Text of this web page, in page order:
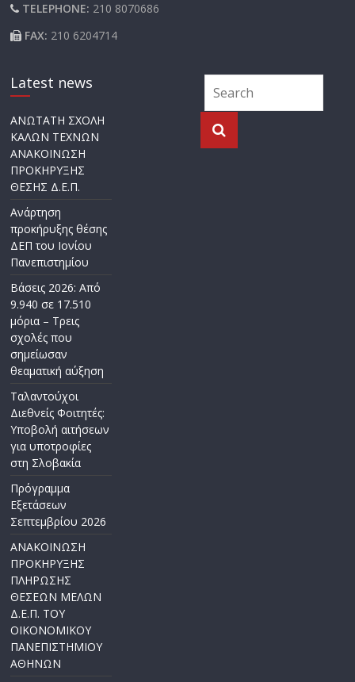
TELEPHONE: 210 8070686
FAX: 210 6204714
Latest news
ΑΝΩΤΑΤΗ ΣΧΟΛΗ
ΚΑΛΩΝ ΤΕΧΝΩΝ
ΑΝΑΚΟΙΝΩΣΗ
ΠΡΟΚΗΡΥΞΗΣ
ΘΕΣΗΣ Δ.Ε.Π.
Ανάρτηση
προκήρυξης θέσης
ΔΕΠ του Ιονίου
Πανεπιστημίου
Βάσεις 2026: Από
9.940 σε 17.510
μόρια – Τρεις
σχολές που
σημείωσαν
θεαματική αύξηση
Ταλαντούχοι
Διεθνείς Φοιτητές:
Υποβολή αιτήσεων
για υποτροφίες
στη Σλοβακία
Πρόγραμμα
Εξετάσεων
Σεπτεμβρίου 2026
ΑΝΑΚΟΙΝΩΣΗ
ΠΡΟΚΗΡΥΞΗΣ
ΠΛΗΡΩΣΗΣ
ΘΕΣΕΩΝ ΜΕΛΩΝ
Δ.Ε.Π. ΤΟΥ
ΟΙΚΟΝΟΜΙΚΟΥ
ΠΑΝΕΠΙΣΤΗΜΙΟΥ
ΑΘΗΝΩΝ